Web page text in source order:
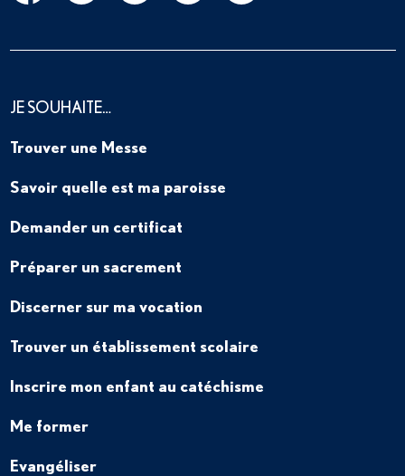
JE SOUHAITE…
Trouver une Messe
Savoir quelle est ma paroisse
Demander un certificat
Préparer un sacrement
Discerner sur ma vocation
Trouver un établissement scolaire
Inscrire mon enfant au catéchisme
Me former
Evangéliser